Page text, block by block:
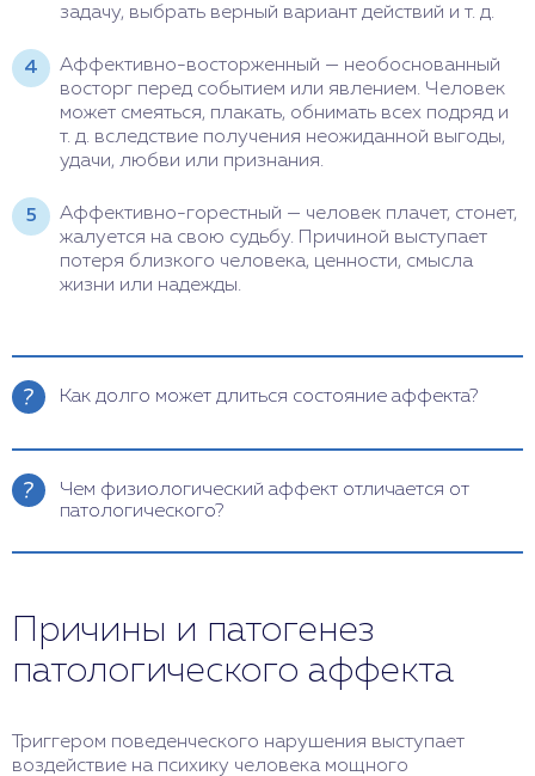
задачу, выбрать верный вариант действий и т. д.
Аффективно-восторженный — необоснованный
восторг перед событием или явлением. Человек
может смеяться, плакать, обнимать всех подряд и
т. д. вследствие получения неожиданной выгоды,
удачи, любви или признания.
Аффективно-горестный — человек плачет, стонет,
жалуется на свою судьбу. Причиной выступает
потеря близкого человека, ценности, смысла
жизни или надежды.
Как долго может длиться состояние аффекта?
Обычно эпизод длится от нескольких секунд до
может продолжаться дольше, до нескольких
часов или даже дней. Такое продолжительное
приступа. Ступор — потеря двигательной
активности и речи у пациента, который остается в
состоянии глубокого эмоционального
Чем физиологический аффект отличается от
патологического?
При диагностике или самостоятельном
патологический аффект. Первый — нормальная
раздражитель, что помогает человеку
нарушает сознание и память человека, не
приводит к нарушению поведения. После
Причины и патогенез
патологического аффекта
Триггером поведенческого нарушения выступает
воздействие на психику человека мощного